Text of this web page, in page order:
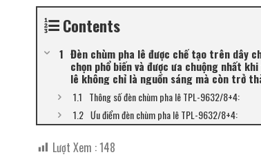
Contents
Đèn chùm pha lê được chế tạo trên dây
chọn phổ biến và được ưa chuộng nhất
lê không chỉ là nguồn sáng mà còn trở
Thông số đèn chùm pha lê TPL-9632/8+4:
Ưu điểm đèn chùm pha lê TPL-9632/8+4:
Lượt Xem :148